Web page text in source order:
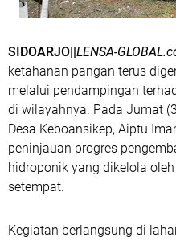
SIDOARJO||LENSA-
ketahanan pangan terus
melalui pendampingan
di wilayahnya. Pada Jumat
Desa Keboansikep, Aiptu
peninjauan progres
hidroponik yang dikelola
setempat.
Kegiatan berlangsung di